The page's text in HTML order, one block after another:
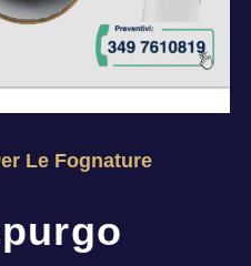
Le Fognature